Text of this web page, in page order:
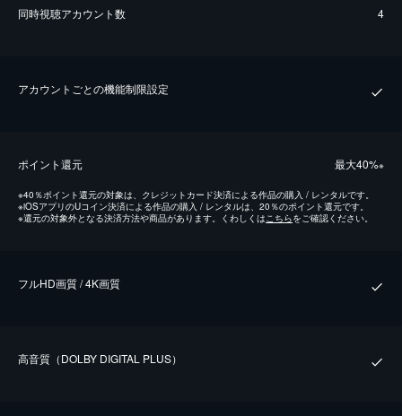
同時視聴アカウント数 4
アカウントごとの機能制限設定
ポイント還元 最⼤40%※
※40％ポイント還元の対象は、クレジットカード決済による作品の購入 / レンタルです。
※iOSアプリのUコイン決済による作品の購入 / レンタルは、20％のポイント還元です。
※還元の対象外となる決済方法や商品があります。くわしくはこちらをご確認ください。
フルHD画質 / 4K画質
⾼⾳質（DOLBY DIGITAL PLUS）